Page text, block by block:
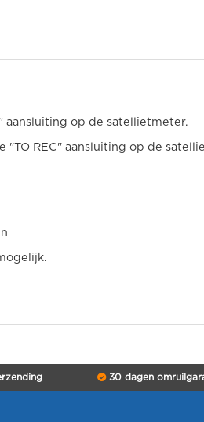
aansluiting op de satellietmeter.
"TO REC" aansluiting op de
30 dagen